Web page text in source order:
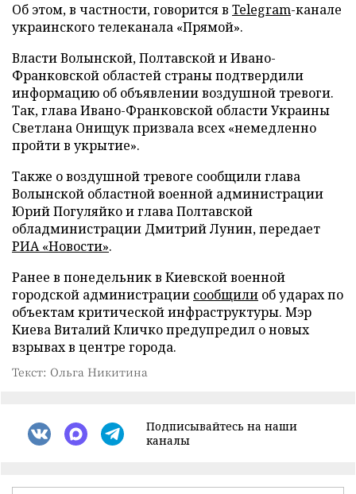
Об этом, в частности, говорится в Telegram-канале
украинского телеканала «Прямой».
Власти Волынской, Полтавской и Ивано-
Франковской областей страны подтвердили
информацию об объявлении воздушной тревоги.
Так, глава Ивано-Франковской области Украины
Светлана Онищук призвала всех «немедленно
пройти в укрытие».
Также о воздушной тревоге сообщили глава
Волынской областной военной администрации
Юрий Погуляйко и глава Полтавской
обладминистрации Дмитрий Лунин, передает
РИА «Новости».
Ранее в понедельник в Киевской военной
городской администрации сообщили об ударах по
объектам критической инфраструктуры. Мэр
Киева Виталий Кличко предупредил о новых
взрывах в центре города.
Текст: Ольга Никитина
Подписывайтесь на наши
каналы